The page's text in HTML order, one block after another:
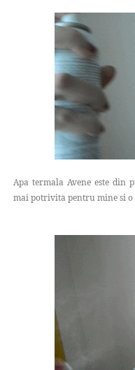
Apa termala Avene este din
mai potrivita pentru mine si o